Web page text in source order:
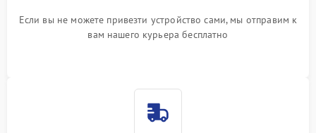
Если вы не можете привезти устройство сами, мы отправим к
вам нашего курьера бесплатно